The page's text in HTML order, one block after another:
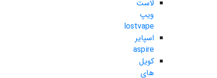
لاست
ویپ
lostvape
اسپایر
aspire
کویل
های